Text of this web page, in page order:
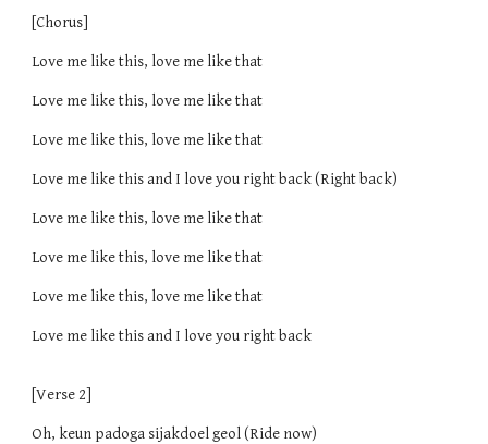
[Chorus]
Love me like this, love me like that
Love me like this, love me like that
Love me like this, love me like that
Love me like this and I love you right back (Right back)
Love me like this, love me like that
Love me like this, love me like that
Love me like this, love me like that
Love me like this and I love you right back
[Verse 2]
Oh, keun padoga sijakdoel geol (Ride now)